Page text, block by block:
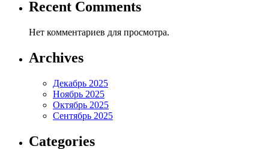
Recent Comments
Нет комментариев для просмотра.
Archives
Декабрь 2025
Ноябрь 2025
Октябрь 2025
Сентябрь 2025
Categories